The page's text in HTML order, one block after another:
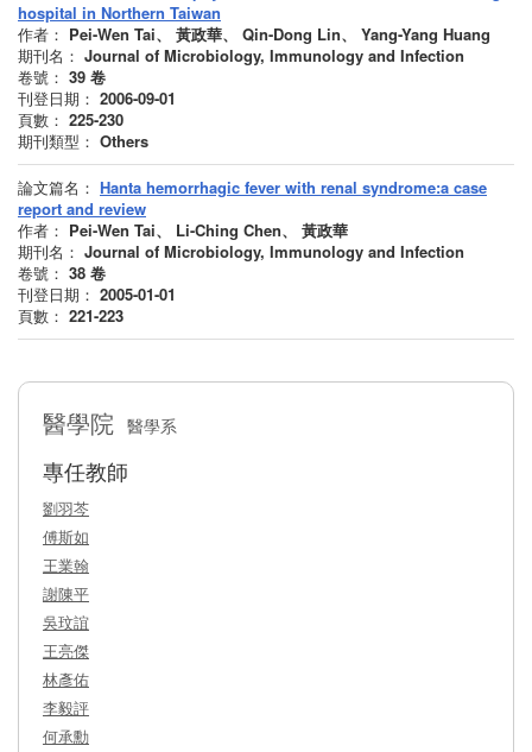
hospital in Northern Taiwan
作者： Pei-Wen Tai、 黃政華、 Qin-Dong Lin、 Yang-Yang Huang
期刊名： Journal of Microbiology, Immunology and Infection
卷號： 39 卷
刊登日期： 2006-09-01
頁數： 225-230
期刊類型： Others
論文篇名： Hanta hemorrhagic fever with renal syndrome:a case
report and review
作者： Pei-Wen Tai、 Li-Ching Chen、 黃政華
期刊名： Journal of Microbiology, Immunology and Infection
卷號： 38 卷
刊登日期： 2005-01-01
頁數： 221-223
醫學院 醫學系
專任教師
劉羽芩
傅斯如
王業翰
謝陳平
吳玟誼
王亮傑
林彥佑
李毅評
何承勳